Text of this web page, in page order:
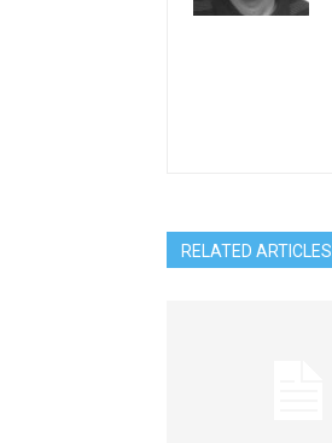
RELATED ARTICLES